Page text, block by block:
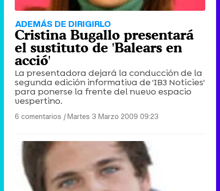
ADEMÁS DE DIRIGIRLO
Cristina Bugallo presentará
el sustituto de 'Balears en
acció'
La presentadora dejará la conducción de la
segunda edición informativa de 'IB3 Notícies'
para ponerse la frente del nuevo espacio
vespertino.
6 comentarios |Martes 3 Marzo 2009 09:23